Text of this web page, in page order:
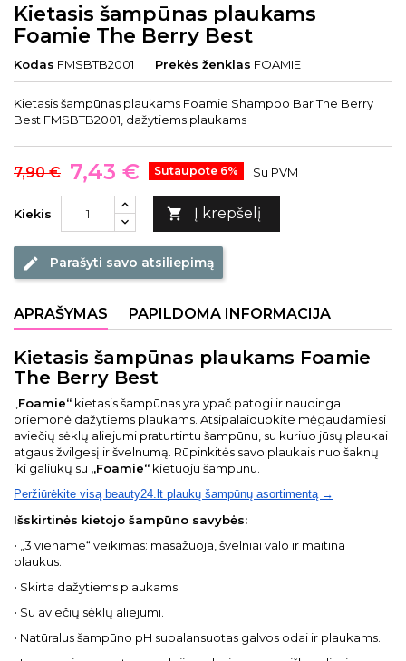
Kietasis šampūnas plaukams
Foamie The Berry Best
Kodas FMSBTB2001 Prekės ženklas FOAMIE
Kietasis šampūnas plaukams Foamie Shampoo Bar The Berry
Best FMSBTB2001, dažytiems plaukams
7,90 € 7,43 € Sutaupote 6% Su PVM
Kiekis  Į krepšelį
edit Parašyti savo atsiliepimą
APRAŠYMAS PAPILDOMA INFORMACIJA
Kietasis šampūnas plaukams Foamie
The Berry Best
Foamie“ kietasis šampūnas yra ypač patogi ir naudinga
priemonė dažytiems plaukams. Atsipalaiduokite mėgaudamiesi
aviečių sėklų aliejumi praturtintu šampūnu, su kuriuo jūsų plaukai
atgaus žvilgesį ir švelnumą. Rūpinkitės savo plaukais nuo šaknų
iki galiukų su „Foamie“ kietuoju šampūnu.
Peržiūrėkite visą beauty24.lt plaukų šampūnų asortimentą →
Išskirtinės kietojo šampūno savybės:
• „3 viename“ veikimas: masažuoja, švelniai valo ir maitina
plaukus.
• Skirta dažytiems plaukams.
• Su aviečių sėklų aliejumi.
• Natūralus šampūno pH subalansuotas galvos odai ir plaukams.